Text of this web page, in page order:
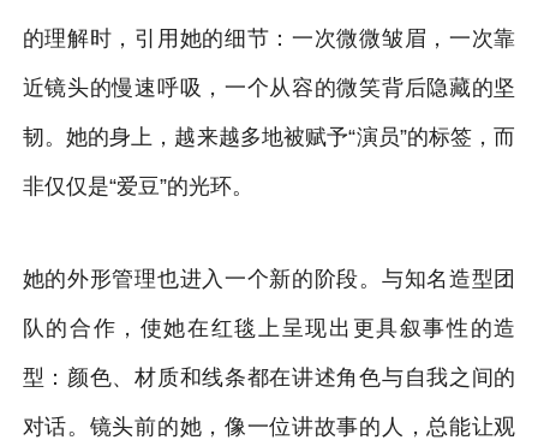
的理解时，引用她的细节：一次微微皱眉，一次靠
近镜头的慢速呼吸，一个从容的微笑背后隐藏的坚
韧。她的身上，越来越多地被赋予“演员”的标签，而
非仅仅是“爱豆”的光环。
她的外形管理也进入一个新的阶段。与知名造型团
队的合作，使她在红毯上呈现出更具叙事性的造
型：颜色、材质和线条都在讲述角色与自我之间的
对话。镜头前的她，像一位讲故事的人，总能让观